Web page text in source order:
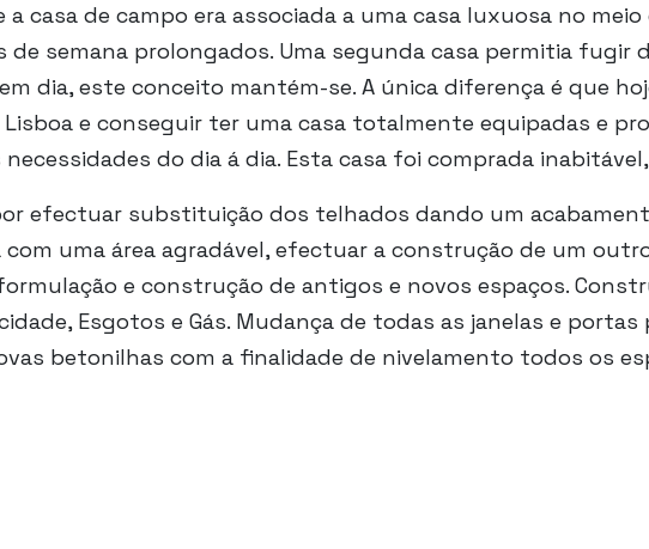
casa de campo era associada a uma casa luxuosa no
de semana prolongados. Uma segunda casa permitia fugir
dia, este conceito mantém-se. A única diferença é que
e conseguir ter uma casa totalmente equipadas e
do dia á dia. Esta casa foi comprada
efectuar substituição dos telhados dando um
com uma área agradável, efectuar a construção de um
e construção de antigos e novos espaços.
Esgotos e Gás. Mudança de todas as janelas e
betonilhas com a finalidade de nivelamento todos os